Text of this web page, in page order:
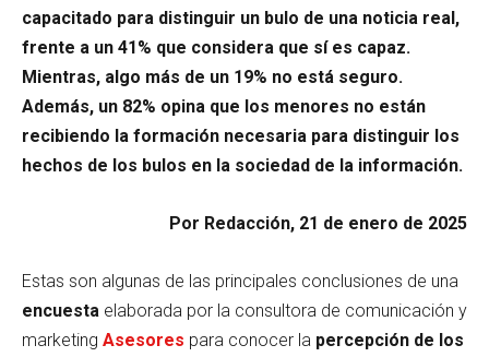
capacitado para distinguir un bulo de una noticia real,
frente a un 41% que considera que sí es capaz.
Mientras, algo más de un 19% no está seguro.
Además, un 82% opina que los menores no están
recibiendo la formación necesaria para distinguir los
hechos de los bulos en la sociedad de la información.
Por Redacción, 21 de enero de 2025
Estas son algunas de las principales conclusiones de una
encuesta elaborada por la consultora de comunicación y
marketing Asesores para conocer la percepción de los